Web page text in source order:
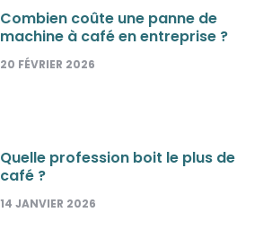
Combien coûte une panne de
machine à café en entreprise ?
20 FÉVRIER 2026
Quelle profession boit le plus de
café ?
14 JANVIER 2026